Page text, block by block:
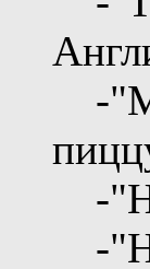
-
-
-